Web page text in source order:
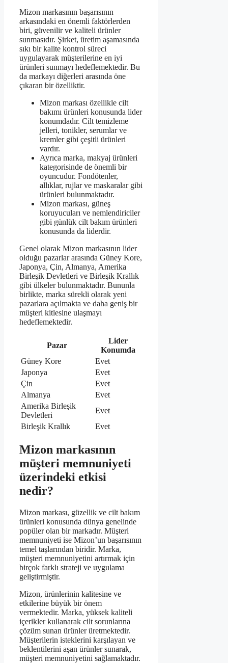
Mizon markasının başarısının
arkasındaki en önemli faktörlerden
biri, güvenilir ve kaliteli ürünler
sunmasıdır. Şirket, üretim aşamasında
sıkı bir kalite kontrol süreci
uygulayarak müşterilerine en iyi
ürünleri sunmayı hedeflemektedir. Bu
da markayı diğerleri arasında öne
çıkaran bir özelliktir.
Mizon markası özellikle cilt
bakımı ürünleri konusunda lider
konumdadır. Cilt temizleme
jelleri, tonikler, serumlar ve
kremler gibi çeşitli ürünleri
vardır.
Ayrıca marka, makyaj ürünleri
kategorisinde de önemli bir
oyuncudur. Fondötenler,
allıklar, rujlar ve maskaralar gibi
ürünleri bulunmaktadır.
Mizon markası, güneş
koruyucuları ve nemlendiriciler
gibi günlük cilt bakım ürünleri
konusunda da liderdir.
Genel olarak Mizon markasının lider
olduğu pazarlar arasında Güney Kore,
Japonya, Çin, Almanya, Amerika
Birleşik Devletleri ve Birleşik Krallık
gibi ülkeler bulunmaktadır. Bununla
birlikte, marka sürekli olarak yeni
pazarlara açılmakta ve daha geniş bir
müşteri kitlesine ulaşmayı
hedeflemektedir.
Pazar
Lider
Konumda
Güney Kore
Evet
Japonya
Evet
Çin
Evet
Almanya
Evet
Amerika Birleşik
Devletleri
Evet
Birleşik Krallık
Evet
Mizon markasının
müşteri memnuniyeti
üzerindeki etkisi
nedir?
Mizon markası, güzellik ve cilt bakım
ürünleri konusunda dünya genelinde
popüler olan bir markadır. Müşteri
memnuniyeti ise Mizon’un başarısının
temel taşlarından biridir. Marka,
müşteri memnuniyetini artırmak için
birçok farklı strateji ve uygulama
geliştirmiştir.
Mizon, ürünlerinin kalitesine ve
etkilerine büyük bir önem
vermektedir. Marka, yüksek kaliteli
içerikler kullanarak cilt sorunlarına
çözüm sunan ürünler üretmektedir.
Müşterilerin isteklerini karşılayan ve
beklentilerini aşan ürünler sunarak,
müşteri memnuniyetini sağlamaktadır.